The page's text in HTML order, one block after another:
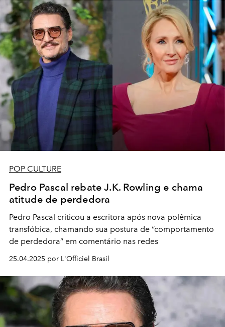
POP CULTURE
Pedro Pascal rebate J.K. Rowling e chama
atitude de perdedora
Pedro Pascal criticou a escritora após nova polêmica
transfóbica, chamando sua postura de “comportamento
de perdedora” em comentário nas redes
25.04.2025 por L'Officiel Brasil